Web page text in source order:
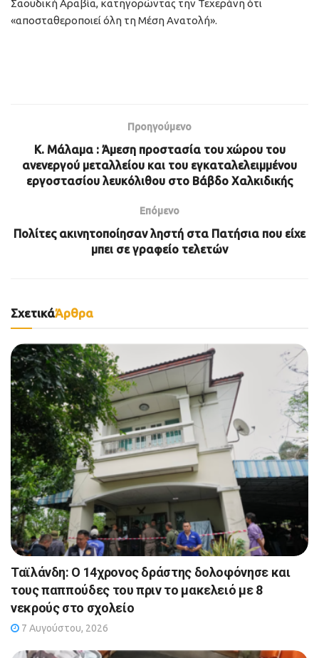
Σαουδική Αραβία, κατηγορώντας την Τεχεράνη ότι
«αποσταθεροποιεί όλη τη Μέση Ανατολή».
Προηγούμενο
Κ. Μάλαμα : Άμεση προστασία του χώρου του
ανενεργού μεταλλείου και του εγκαταλελειμμένου
εργοστασίου λευκόλιθου στο Βάβδο Χαλκιδικής
Επόμενο
Πολίτες ακινητοποίησαν ληστή στα Πατήσια που είχε
μπει σε γραφείο τελετών
ΣχετικάΆρθρα
Ταϊλάνδη: Ο 14χρονος δράστης δολοφόνησε και
τους παππούδες του πριν το μακελειό με 8
νεκρούς στο σχολείο
7 Αυγούστου, 2026